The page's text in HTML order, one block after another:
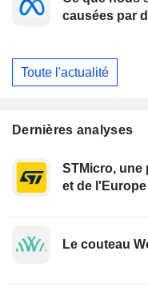
causées par
Toute l'actualité
Dernières analyses
STMicro, une
et de l'Europe
Le couteau